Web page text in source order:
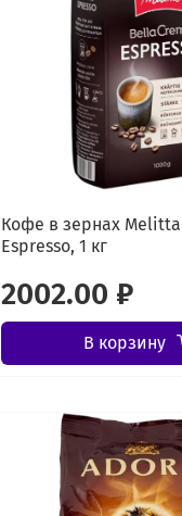
Кофе в зернах
Espresso, 1 кг
2002.00 ₽
В корзину